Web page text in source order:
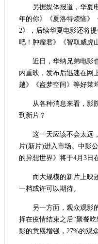
另据媒体报道，华夏
年的你》《夏洛特烦恼》
2》，后续华夏电影还将
吧！肿瘤君》《智取威虎
近日，华纳兄弟电影
内重映，发布后迅速在网
越》《盗梦空间》等好莱
从各种消息来看，影
到新片？
这一天应该不会太远
片(新片)进入市场。中影
的异想世界》将于4月3日
而大规模的新片上映
一档或许可以期待。
另一方面，观众观影
择在疫情结束之后“聚餐
影的意愿增强，27%的观